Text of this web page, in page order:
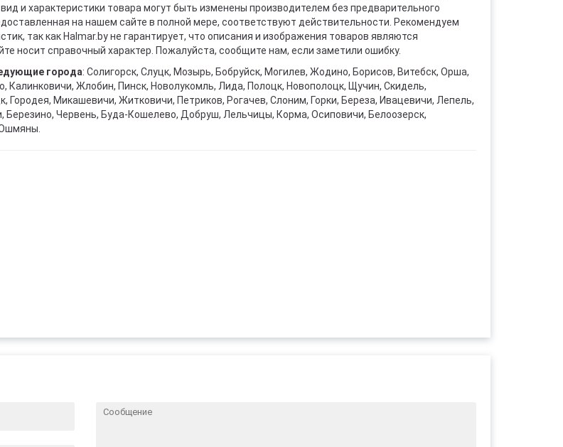
и характеристики товара могут быть изменены производителем без предварительного
на нашем сайте в полной мере, соответствуют действительности. Рекомендуем
так как Halmar.by не гарантирует, что описания и изображения товаров являются
носит справочный характер. Пожалуйста, сообщите нам, если заметили ошибку.
города: Солигорск, Слуцк, Мозырь, Бобруйск, Могилев, Жодино, Борисов, Витебск, Орша,
Калинковичи, Жлобин, Пинск, Новолукомль, Лида, Полоцк, Новополоцк, Щучин, Скидель,
Микашевичи, Житковичи, Петриков, Рогачев, Слоним, Горки, Береза, Ивацевичи, Лепель,
Червень, Буда-Кошелево, Добруш, Лельчицы, Корма, Осиповичи, Белоозерск,